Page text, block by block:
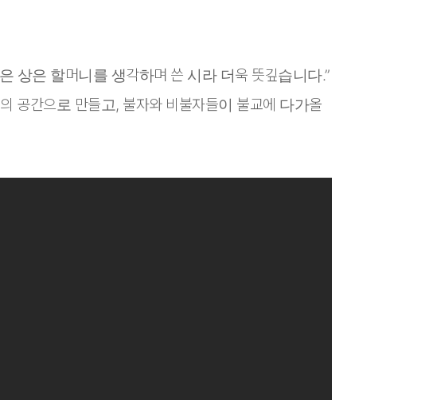
상은 할머니를 생각하며 쓴 시라 더욱 뜻깊습니다.”
공간으로 만들고, 불자와 비불자들이 불교에 다가올